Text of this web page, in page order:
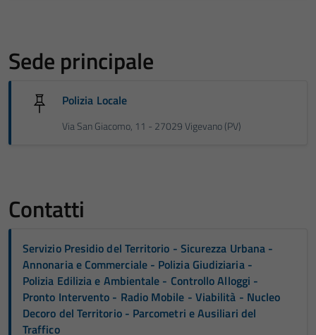
Sede principale
Polizia Locale
Via San Giacomo, 11 - 27029 Vigevano (PV)
Contatti
Servizio Presidio del Territorio - Sicurezza Urbana -
Annonaria e Commerciale - Polizia Giudiziaria -
Polizia Edilizia e Ambientale - Controllo Alloggi -
Pronto Intervento - Radio Mobile - Viabilità - Nucleo
Decoro del Territorio - Parcometri e Ausiliari del
Traffico